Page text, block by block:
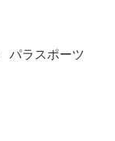
パラスポーツ